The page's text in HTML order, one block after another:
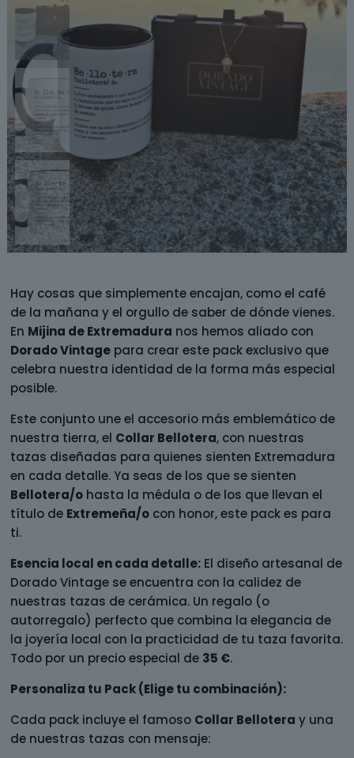
Hay cosas que simplemente encajan, como el café
de la mañana y el orgullo de saber de dónde vienes.
En Mijina de Extremadura nos hemos aliado con
Dorado Vintage para crear este pack exclusivo que
celebra nuestra identidad de la forma más especial
posible.
Este conjunto une el accesorio más emblemático de
nuestra tierra, el Collar Bellotera, con nuestras
tazas diseñadas para quienes sienten Extremadura
en cada detalle. Ya seas de los que se sienten
Bellotera/o hasta la médula o de los que llevan el
título de Extremeña/o con honor, este pack es para
ti.
Esencia local en cada detalle: El diseño artesanal de
Dorado Vintage se encuentra con la calidez de
nuestras tazas de cerámica. Un regalo (o
autorregalo) perfecto que combina la elegancia de
la joyería local con la practicidad de tu taza favorita.
Todo por un precio especial de 35 €.
Personaliza tu Pack (Elige tu combinación):
Cada pack incluye el famoso Collar Bellotera y una
de nuestras tazas con mensaje: